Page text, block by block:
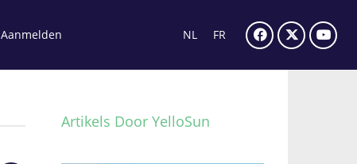
Aanmelden NL FR
Artikels Door YelloSun